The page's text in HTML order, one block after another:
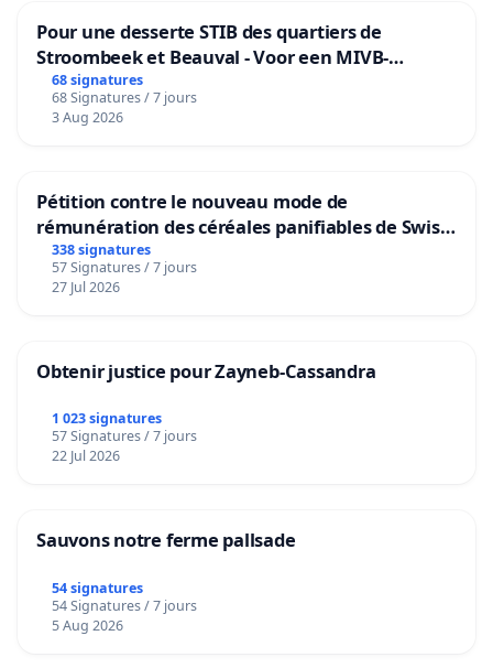
Pour une desserte STIB des quartiers de
Stroombeek et Beauval - Voor een MIVB-
bediening van de wijken Strombeek en Het
Voor
68 signatures
68 Signatures / 7 jours
3 Aug 2026
Pétition contre le nouveau mode de
rémunération des céréales panifiables de Swiss
granum basé sur la teneur en protéines
338 signatures
57 Signatures / 7 jours
27 Jul 2026
Obtenir justice pour Zayneb-Cassandra
1 023 signatures
57 Signatures / 7 jours
22 Jul 2026
Sauvons notre ferme pallsade
54 signatures
54 Signatures / 7 jours
5 Aug 2026